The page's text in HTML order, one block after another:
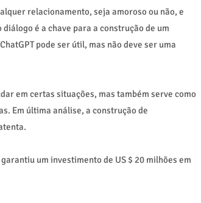
relacionamento, seja amoroso ou não, e
é a chave para a construção de um
pode ser útil, mas não deve ser uma
em certas situações, mas também serve como
Em última análise, a construção de
um investimento de US $ 20 milhões em